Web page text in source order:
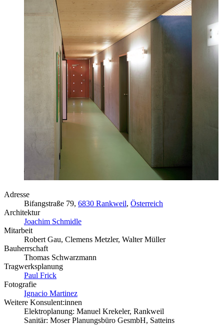
Adresse
Bifangstraße 79, 6830 Rankweil, Österreich
Architektur
Joachim Schmidle
Mitarbeit
Robert Gau, Clemens Metzler, Walter Müller
Bauherrschaft
Thomas Schwarzmann
Tragwerksplanung
Paul Frick
Fotografie
Ignacio Martinez
Weitere Konsulent:innen
Elektroplanung: Manuel Krekeler, Rankweil
Sanitär: Moser Planungsbüro GesmbH, Satteins